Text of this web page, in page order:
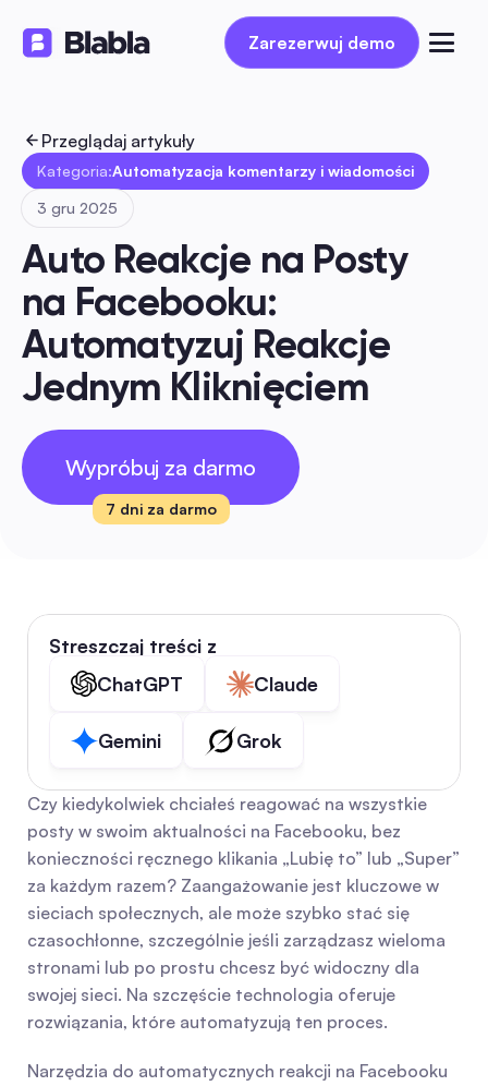
Zarezerwuj demo
Zarezerwuj demo
Przeglądaj artykuły
Kategoria:Automatyzacja komentarzy i wiadomości
3 gru 2025
Auto Reakcje na Posty
na Facebooku:
Automatyzuj Reakcje
Jednym Kliknięciem
Wypróbuj za darmo
7 dni za darmo
Streszczaj treści z
ChatGPT
Claude
Gemini Grok
Czy kiedykolwiek chciałeś reagować na wszystkie
posty w swoim aktualności na Facebooku, bez
konieczności ręcznego klikania „Lubię to” lub „Super”
za każdym razem? Zaangażowanie jest kluczowe w
sieciach społecznych, ale może szybko stać się
czasochłonne, szczególnie jeśli zarządzasz wieloma
stronami lub po prostu chcesz być widoczny dla
swojej sieci. Na szczęście technologia oferuje
rozwiązania, które automatyzują ten proces.
Narzędzia do automatycznych reakcji na Facebooku